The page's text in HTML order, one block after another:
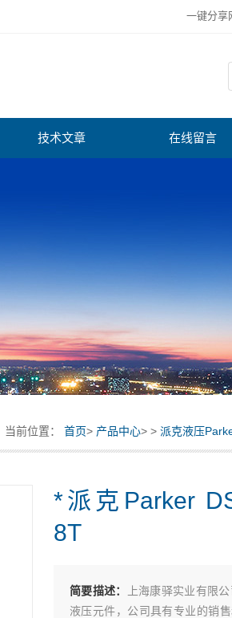
一键分享
技术文章 在线留言
当前位置： 首页> 产品中心> > 派克液压
*派克Parker
8T
简要描述：
上海康驿实业有限
液压元件，公司具有专业的销